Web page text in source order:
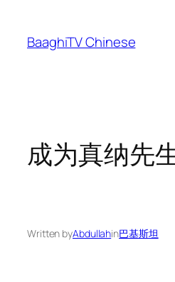
content
BaaghiTV Chinese
成为真纳先
Written byAbdullahin巴基斯坦